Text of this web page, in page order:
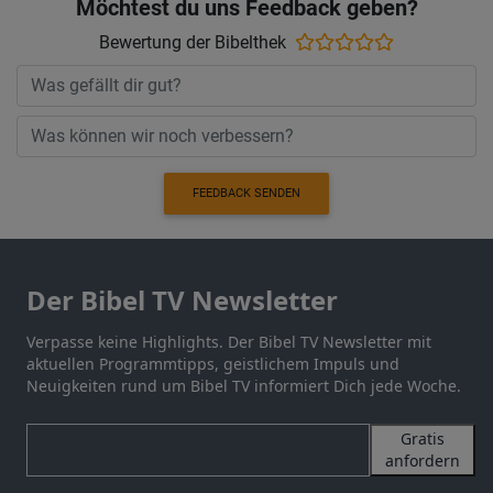
Möchtest du uns Feedback geben?
Bewertung der Bibelthek
FEEDBACK SENDEN
Der Bibel TV Newsletter
Verpasse keine Highlights. Der Bibel TV Newsletter mit
aktuellen Programmtipps, geistlichem Impuls und
Neuigkeiten rund um Bibel TV informiert Dich jede Woche.
Gratis
anfordern